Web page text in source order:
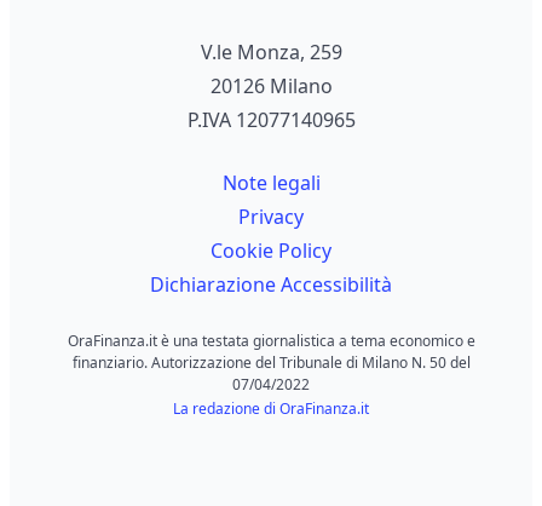
V.le Monza, 259
20126 Milano
P.IVA 12077140965
Note legali
Privacy
Cookie Policy
Dichiarazione Accessibilità
OraFinanza.it è una testata giornalistica a tema economico e
finanziario. Autorizzazione del Tribunale di Milano N. 50 del
07/04/2022
La redazione di OraFinanza.it